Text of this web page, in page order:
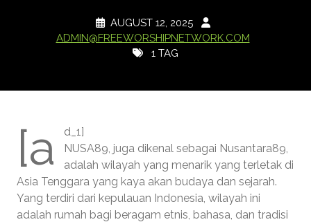
AUGUST 12, 2025
ADMIN@FREEWORSHIPNETWORK.COM
1 TAG
[a
d_1]
NUSA89, juga dikenal sebagai Nusantara89,
adalah wilayah yang menarik yang terletak di
Asia Tenggara yang kaya akan budaya dan sejarah.
Yang terdiri dari kepulauan Indonesia, wilayah ini
adalah rumah bagi beragam etnis, bahasa, dan tradisi